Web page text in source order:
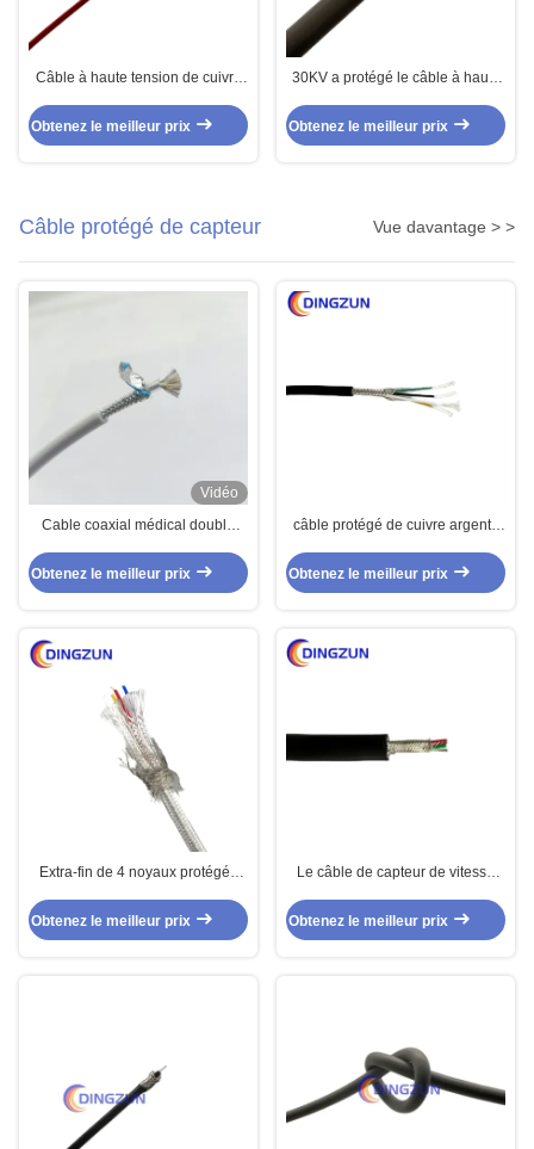
Câble à haute tension de cuivre
Obtenez le meilleur prix
30KV a protégé le câble à haute
Obtenez le meilleur prix
Câble protégé de capteur Vue davantage > >
Vidéo
Cable coaxial médical double
personnalisé
Obtenez le meilleur prix
câble protégé de cuivre argenté
Obtenez le meilleur prix
Extra-fin de 4 noyaux protégée
multi de noyau de capteur
Obtenez le meilleur prix
Le câble de capteur de vitesse
noyaux
Obtenez le meilleur prix